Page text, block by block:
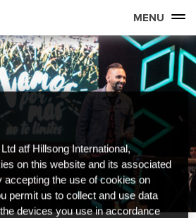
MENU
atf Hillsong International,
on this website and its associated
accepting the use of cookies on
permit us to collect and use data
devices you use in accordance